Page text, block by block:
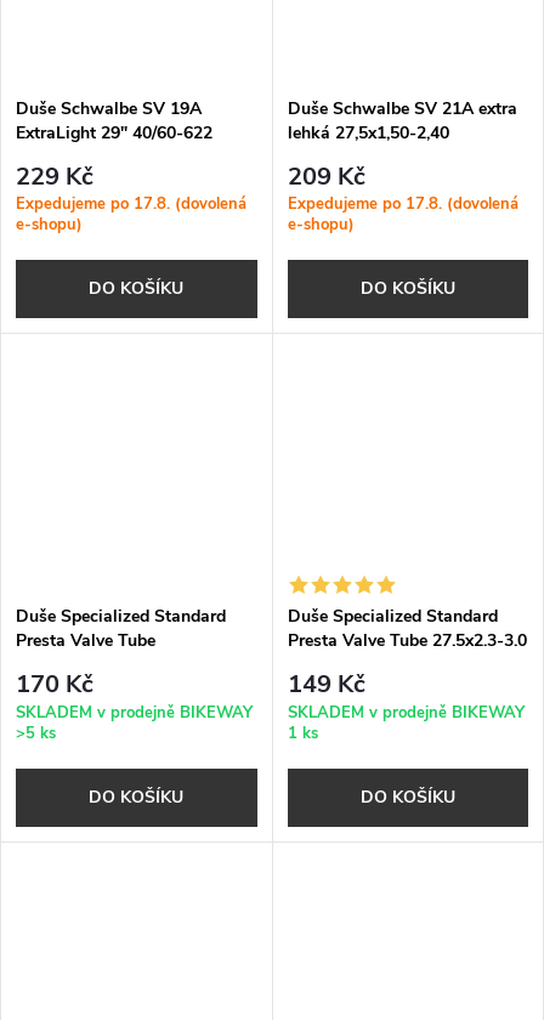
Duše Schwalbe SV 19A
ExtraLight 29" 40/60-622
229 Kč
Expedujeme po 17.8. (dovolená
e-shopu)
DO KOŠÍKU
Duše Schwalbe SV 21A extra
lehká 27,5x1,50-2,40
209 Kč
Expedujeme po 17.8. (dovolená
e-shopu)
DO KOŠÍKU
Duše Specialized Standard
Presta Valve Tube
170 Kč
SKLADEM v prodejně BIKEWAY
>5 ks
DO KOŠÍKU
Duše Specialized Standard
Presta Valve Tube 27.5x2.3-3.0
149 Kč
SKLADEM v prodejně BIKEWAY
1 ks
DO KOŠÍKU